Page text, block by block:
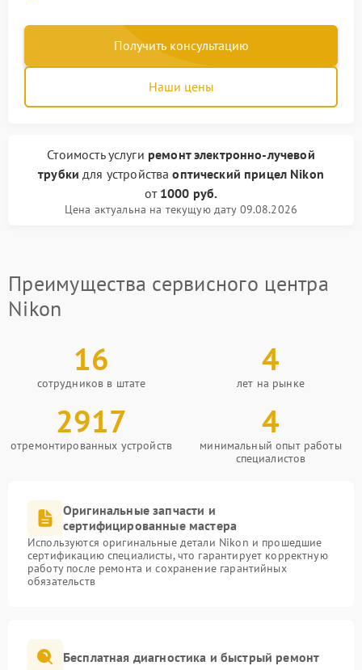
Получить консультацию
Наши цены
Стоимость услуги ремонт электронно-лучевой
трубки для устройстваоптический прицел Nikon
от 1000 руб.
Цена актуальна на текущую дату 09.08.2026
Преимущества сервисного центра
Nikon
16
сотрудников в штате
4
лет на рынке
2917
отремонтированных устройств
4
минимальный опыт работы
специалистов
Оригинальные запчасти и
сертифицированные мастера
Используются оригинальные детали Nikon и прошедшие
сертификацию специалисты, что гарантирует корректную
работу после ремонта и сохранение гарантийных
обязательств
Бесплатная диагностика и быстрый ремонт